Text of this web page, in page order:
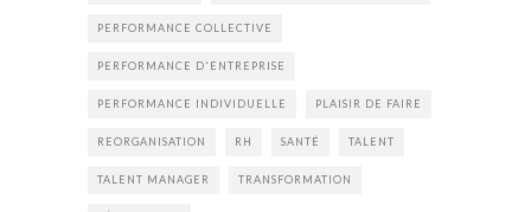
PERFORMANCE COLLECTIVE
PERFORMANCE D'ENTREPRISE
PERFORMANCE INDIVIDUELLE PLAISIR DE FAIRE
REORGANISATION RH SANTÉ TALENT
TALENT MANAGER TRANSFORMATION